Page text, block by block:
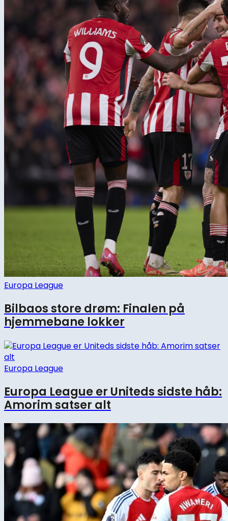
Europa League
Bilbaos store drøm: Finalen på
hjemmebane lokker
Europa League
Europa League er Uniteds sidste håb:
Amorim satser alt